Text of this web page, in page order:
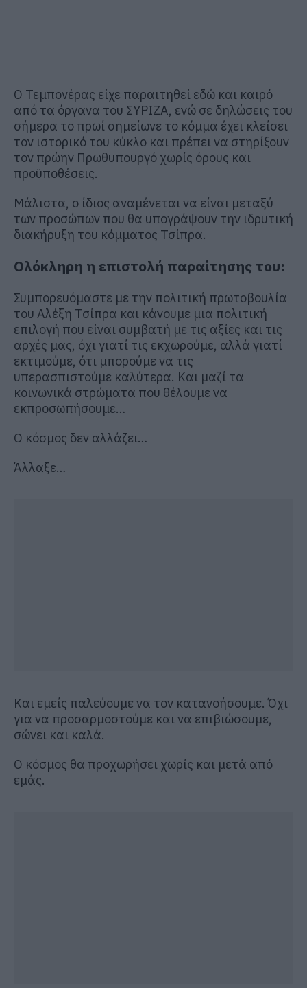
Ο Τεμπονέρας είχε παραιτηθεί εδώ και καιρό
από τα όργανα του ΣΥΡΙΖΑ, ενώ σε δηλώσεις του
σήμερα το πρωί σημείωνε το κόμμα έχει κλείσει
τον ιστορικό του κύκλο και πρέπει να στηρίξουν
τον πρώην Πρωθυπουργό χωρίς όρους και
προϋποθέσεις.
Μάλιστα, ο ίδιος αναμένεται να είναι μεταξύ
των προσώπων που θα υπογράψουν την ιδρυτική
διακήρυξη του κόμματος Τσίπρα.
Ολόκληρη η επιστολή παραίτησης του:
Συμπορευόμαστε με την πολιτική πρωτοβουλία
του Αλέξη Τσίπρα και κάνουμε μια πολιτική
επιλογή που είναι συμβατή με τις αξίες και τις
αρχές μας, όχι γιατί τις εκχωρούμε, αλλά γιατί
εκτιμούμε, ότι μπορούμε να τις
υπερασπιστούμε καλύτερα. Και μαζί τα
κοινωνικά στρώματα που θέλουμε να
εκπροσωπήσουμε…
Ο κόσμος δεν αλλάζει…
Άλλαξε…
Και εμείς παλεύουμε να τον κατανοήσουμε. Όχι
για να προσαρμοστούμε και να επιβιώσουμε,
σώνει και καλά.
Ο κόσμος θα προχωρήσει χωρίς και μετά από
εμάς.